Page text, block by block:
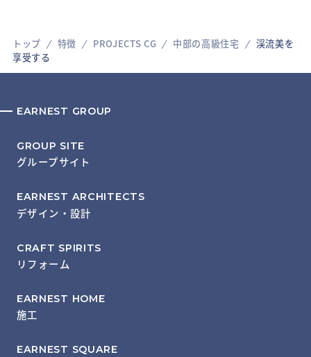
トップ 特徴 PROJECTS CG 中部の高級住宅
渓流美を
享受する
EARNEST GROUP
GROUP SITE
グループサイト
EARNEST ARCHITECTS
デザイン・設計
CRAFT SPIRITS
リフォーム
EARNEST HOME
施工
EARNEST SQUARE